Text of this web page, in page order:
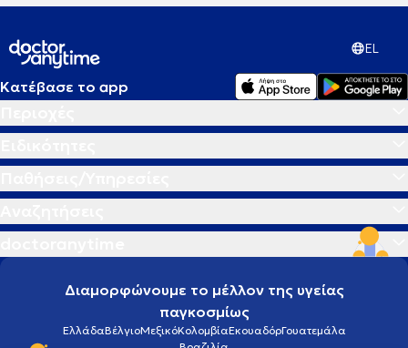
EL
Κατέβασε το app
Διαμορφώνουμε το μέλλον της υγείας
παγκοσμίως
ΕλλάδαΒέλγιοΜεξικόΚολομβίαΕκουαδόρΓουατεμάλα